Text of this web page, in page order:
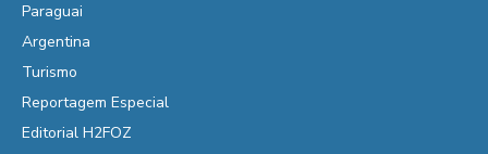
Paraguai
Argentina
Turismo
Reportagem Especial
Editorial H2FOZ